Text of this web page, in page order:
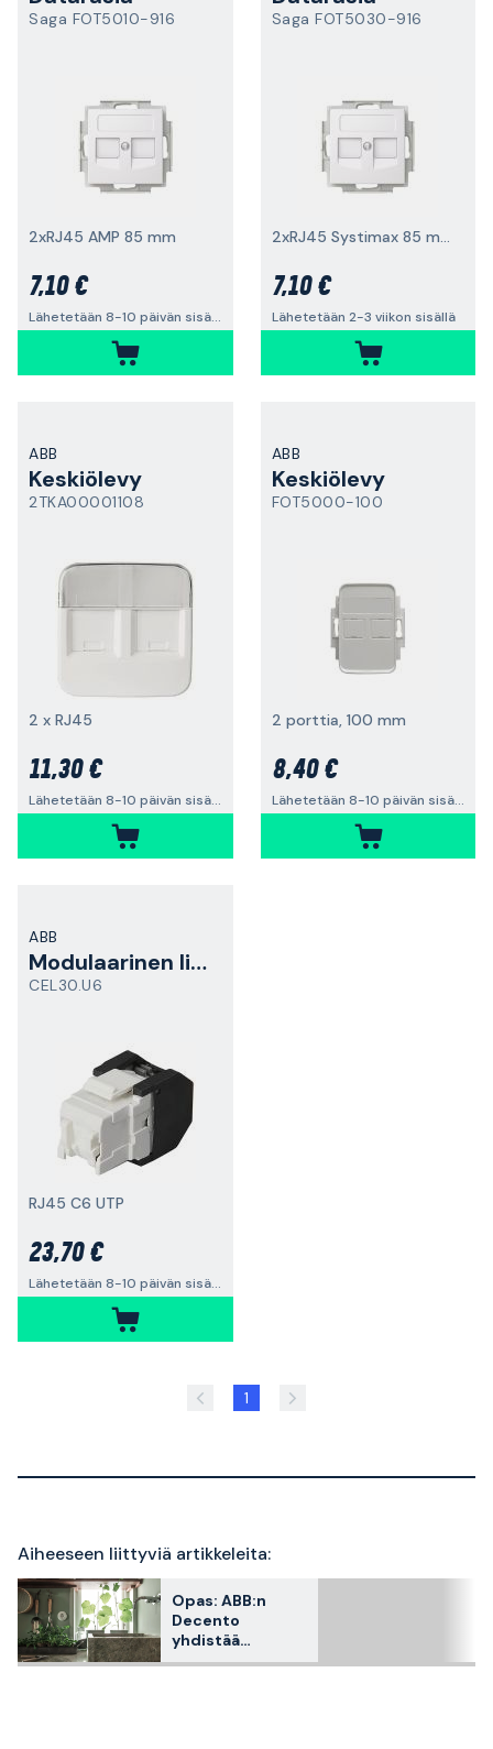
Saga FOT5010-916
2xRJ45 AMP 85 mm
7,10 €
Lähetetään 8-10 päivän sisällä
Saga FOT5030-916
2xRJ45 Systimax 85 mm suora
7,10 €
Lähetetään 2-3 viikon sisällä
ABB
Keskiölevy
2TKA00001108
2 x RJ45
11,30 €
Lähetetään 8-10 päivän sisällä
ABB
Keskiölevy
FOT5000-100
2 porttia, 100 mm
8,40 €
Lähetetään 8-10 päivän sisällä
ABB
Modulaarinen liitin
CEL30.U6
RJ45 C6 UTP
23,70 €
Lähetetään 8-10 päivän sisällä
1
Aiheeseen liittyviä artikkeleita:
Opas: ABB:n
Decento
yhdistää
klassisen